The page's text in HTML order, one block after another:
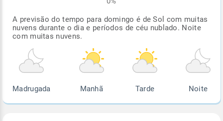
A previsão do tempo para domingo é de Sol com muitas
nuvens durante o dia e períodos de céu nublado. Noite
com muitas nuvens.
Madrugada Manhã Tarde Noite